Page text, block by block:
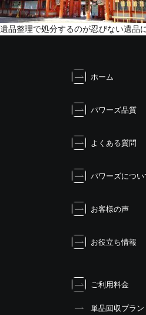
投
遺品整理で処分するのが忍びない遺品
ホーム
パワーズ品質
よくある質問
パワーズについ
お客様の声
お役立ち情報
ご利用料金
単品回収プラン